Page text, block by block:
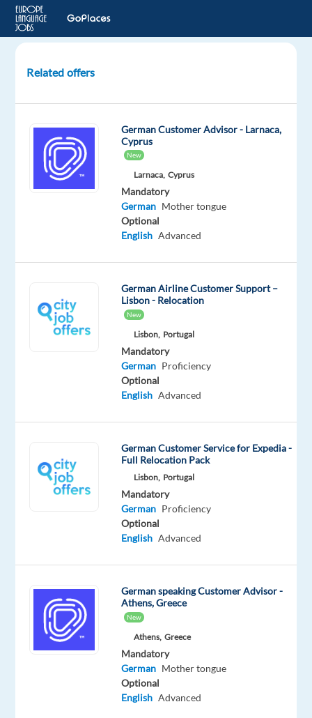
Support
with
German
Szczecin,
Proficiency
Oops!
Check
jobs
with
German
Poland
gross
/
year
level
site
Related offers
German Customer Advisor - Larnaca,
Cyprus
New
Larnaca, Cyprus
Mandatory
German Mother tongue
Optional
English Advanced
German Airline Customer Support –
Lisbon - Relocation
New
Lisbon, Portugal
Mandatory
German Proficiency
Optional
English Advanced
German Customer Service for Expedia -
Full Relocation Pack
Lisbon, Portugal
Mandatory
German Proficiency
Optional
English Advanced
German speaking Customer Advisor -
Athens, Greece
New
Athens, Greece
Mandatory
German Mother tongue
Optional
English Advanced